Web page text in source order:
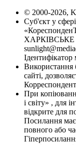
© 2000-2026,
Суб'єкт у
ХАРКІВСЬКЕ
Використання
сайті,
При
і світу» , для
відкрите для
Посилання має
повного або